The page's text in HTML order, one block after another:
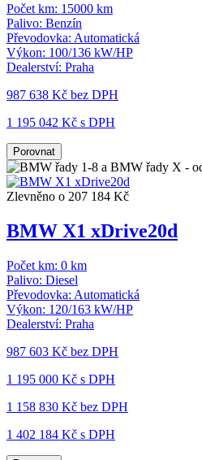
Počet km: 15000 km
Palivo: Benzín
Převodovka: Automatická
Výkon: 100/136 kW/HP
Dealerství: Praha
987 638 Kč bez DPH
1 195 042 Kč s DPH
Porovnat
Zlevněno o 207 184 Kč
BMW X1 xDrive20d
Počet km: 0 km
Palivo: Diesel
Převodovka: Automatická
Výkon: 120/163 kW/HP
Dealerství: Praha
987 603 Kč bez DPH
1 195 000 Kč s DPH
1 158 830 Kč bez DPH
1 402 184 Kč s DPH